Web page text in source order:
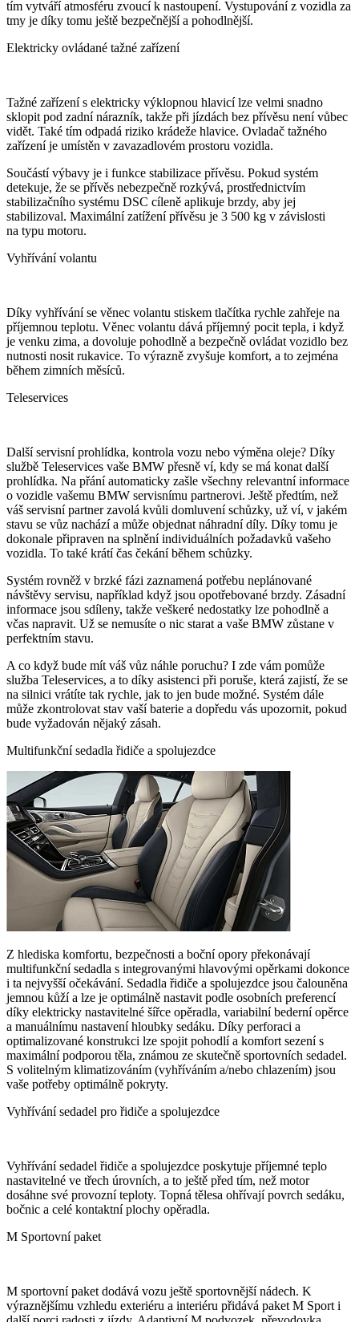
tím vytváří atmosféru zvoucí k nastoupení. Vystupování z vozidla za
tmy je díky tomu ještě bezpečnější a pohodlnější.
Elektricky ovládané tažné zařízení
Tažné zařízení s elektricky výklopnou hlavicí lze velmi snadno
sklopit pod zadní nárazník, takže při jízdách bez přívěsu není vůbec
vidět. Také tím odpadá riziko krádeže hlavice. Ovladač tažného
zařízení je umístěn v zavazadlovém prostoru vozidla.
Součástí výbavy je i funkce stabilizace přívěsu. Pokud systém
detekuje, že se přívěs nebezpečně rozkývá, prostřednictvím
stabilizačního systému DSC cíleně aplikuje brzdy, aby jej
stabilizoval. Maximální zatížení přívěsu je 3 500 kg v závislosti
na typu motoru.
Vyhřívání volantu
Díky vyhřívání se věnec volantu stiskem tlačítka rychle zahřeje na
příjemnou teplotu. Věnec volantu dává příjemný pocit tepla, i když
je venku zima, a dovoluje pohodlně a bezpečně ovládat vozidlo bez
nutnosti nosit rukavice. To výrazně zvyšuje komfort, a to zejména
během zimních měsíců.
Teleservices
Další servisní prohlídka, kontrola vozu nebo výměna oleje? Díky
službě Teleservices vaše BMW přesně ví, kdy se má konat další
prohlídka. Na přání automaticky zašle všechny relevantní informace
o vozidle vašemu BMW servisnímu partnerovi. Ještě předtím, než
váš servisní partner zavolá kvůli domluvení schůzky, už ví, v jakém
stavu se vůz nachází a může objednat náhradní díly. Díky tomu je
dokonale připraven na splnění individuálních požadavků vašeho
vozidla. To také krátí čas čekání během schůzky.
Systém rovněž v brzké fázi zaznamená potřebu neplánované
návštěvy servisu, například když jsou opotřebované brzdy. Zásadní
informace jsou sdíleny, takže veškeré nedostatky lze pohodlně a
včas napravit. Už se nemusíte o nic starat a vaše BMW zůstane v
perfektním stavu.
A co když bude mít váš vůz náhle poruchu? I zde vám pomůže
služba Teleservices, a to díky asistenci při poruše, která zajistí, že se
na silnici vrátíte tak rychle, jak to jen bude možné. Systém dále
může zkontrolovat stav vaší baterie a dopředu vás upozornit, pokud
bude vyžadován nějaký zásah.
Multifunkční sedadla řidiče a spolujezdce
Z hlediska komfortu, bezpečnosti a boční opory překonávají
multifunkční sedadla s integrovanými hlavovými opěrkami dokonce
i ta nejvyšší očekávání. Sedadla řidiče a spolujezdce jsou čalouněna
jemnou kůží a lze je optimálně nastavit podle osobních preferencí
díky elektricky nastavitelné šířce opěradla, variabilní bederní opěrce
a manuálnímu nastavení hloubky sedáku. Díky perforaci a
optimalizované konstrukci lze spojit pohodlí a komfort sezení s
maximální podporou těla, známou ze skutečně sportovních sedadel.
S volitelným klimatizováním (vyhříváním a/nebo chlazením) jsou
vaše potřeby optimálně pokryty.
Vyhřívání sedadel pro řidiče a spolujezdce
Vyhřívání sedadel řidiče a spolujezdce poskytuje příjemné teplo
nastavitelné ve třech úrovních, a to ještě před tím, než motor
dosáhne své provozní teploty. Topná tělesa ohřívají povrch sedáku,
bočnic a celé kontaktní plochy opěradla.
M Sportovní paket
M sportovní paket dodává vozu ještě sportovnější nádech. K
výraznějšímu vzhledu exteriéru a interiéru přidává paket M Sport i